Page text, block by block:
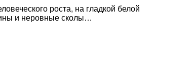
роста, на гладкой белой
и неровные сколы…